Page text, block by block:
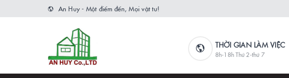
An Huy - Một điểm đến, Mọi vật tư!
THỜI GIAN LÀM VIỆC
8h-18h Thứ 2-thứ 7